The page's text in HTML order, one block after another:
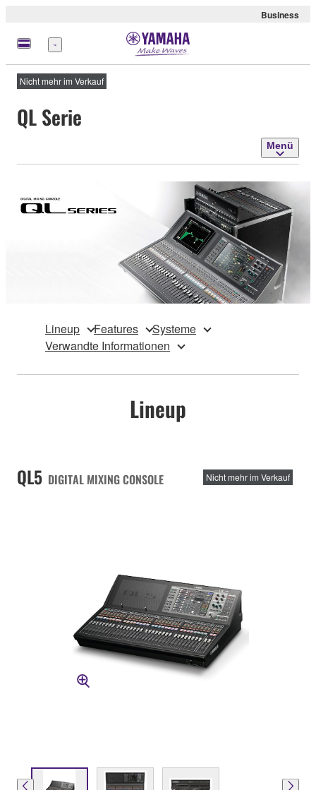
Business
Menü
Nicht mehr im Verkauf
QL Serie
Menü
Lineup Features
Systeme
Verwandte Informationen
Lineup
QL5 DIGITAL MIXING CONSOLE Nicht mehr im Verkauf